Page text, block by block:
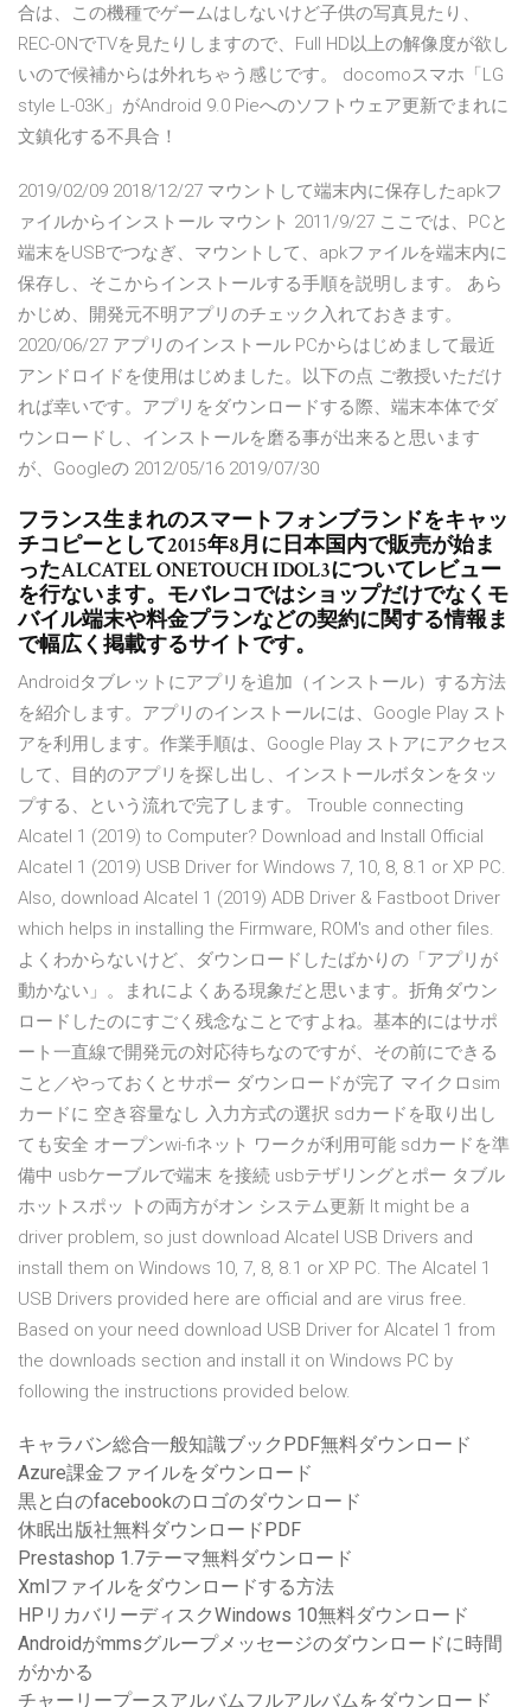
合は、この機種でゲームはしないけど子供の写真見たり、
REC-ONでTVを見たりしますので、Full HD以上の解像度が欲し
いので候補からは外れちゃう感じです。 docomoスマホ「LG
style L-03K」がAndroid 9.0 Pieへのソフトウェア更新でまれに
文鎮化する不具合！
2019/02/09 2018/12/27 マウントして端末内に保存したapkフ
ァイルからインストール マウント 2011/9/27 ここでは、PCと
端末をUSBでつなぎ、マウントして、apkファイルを端末内に
保存し、そこからインストールする手順を説明します。 あら
かじめ、開発元不明アプリのチェック入れておきます。
2020/06/27 アプリのインストール PCからはじめまして最近
アンドロイドを使用はじめました。以下の点 ご教授いただけ
れば幸いです。アプリをダウンロードする際、端末本体でダ
ウンロードし、インストールを磨る事が出来ると思います
が、Googleの 2012/05/16 2019/07/30
フランス生まれのスマートフォンブランドをキャッ
チコピーとして2015年8月に日本国内で販売が始ま
ったALCATEL ONETOUCH IDOL3についてレビュー
を行ないます。モバレコではショップだけでなくモ
バイル端末や料金プランなどの契約に関する情報ま
で幅広く掲載するサイトです。
Androidタブレットにアプリを追加（インストール）する方法
を紹介します。アプリのインストールには、Google Play スト
アを利用します。作業手順は、Google Play ストアにアクセス
して、目的のアプリを探し出し、インストールボタンをタッ
プする、という流れで完了します。 Trouble connecting
Alcatel 1 (2019) to Computer? Download and Install Official
Alcatel 1 (2019) USB Driver for Windows 7, 10, 8, 8.1 or XP PC.
Also, download Alcatel 1 (2019) ADB Driver & Fastboot Driver
which helps in installing the Firmware, ROM's and other files.
よくわからないけど、ダウンロードしたばかりの「アプリが
動かない」。まれによくある現象だと思います。折角ダウン
ロードしたのにすごく残念なことですよね。基本的にはサポ
ート一直線で開発元の対応待ちなのですが、その前にできる
こと／やっておくとサポー ダウンロードが完了 マイクロsim
カードに 空き容量なし 入力方式の選択 sdカードを取り出し
ても安全 オープンwi-fiネット ワークが利用可能 sdカードを準
備中 usbケーブルで端末 を接続 usbテザリングとポー タブル
ホットスポッ トの両方がオン システム更新 It might be a
driver problem, so just download Alcatel USB Drivers and
install them on Windows 10, 7, 8, 8.1 or XP PC. The Alcatel 1
USB Drivers provided here are official and are virus free.
Based on your need download USB Driver for Alcatel 1 from
the downloads section and install it on Windows PC by
following the instructions provided below.
キャラバン総合一般知識ブックPDF無料ダウンロード
Azure課金ファイルをダウンロード
黒と白のfacebookのロゴのダウンロード
休眠出版社無料ダウンロードPDF
Prestashop 1.7テーマ無料ダウンロード
Xmlファイルをダウンロードする方法
HPリカバリーディスクWindows 10無料ダウンロード
Androidがmmsグループメッセージのダウンロードに時間
がかかる
チャーリープースアルバムフルアルバムをダウンロード